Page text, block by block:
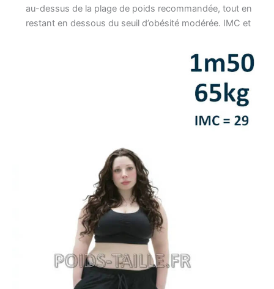
au-dessus de la plage de poids recommandée, tout en
restant en dessous du seuil d’obésité modérée. IMC et